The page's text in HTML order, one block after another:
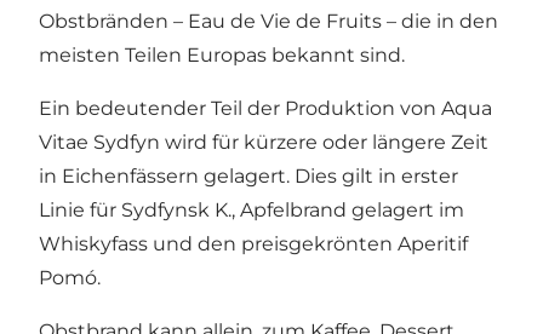
Obstbränden – Eau de Vie de Fruits – die in den
meisten Teilen Europas bekannt sind.
Ein bedeutender Teil der Produktion von Aqua
Vitae Sydfyn wird für kürzere oder längere Zeit
in Eichenfässern gelagert. Dies gilt in erster
Linie für Sydfynsk K., Apfelbrand gelagert im
Whiskyfass und den preisgekrönten Aperitif
Pomó.